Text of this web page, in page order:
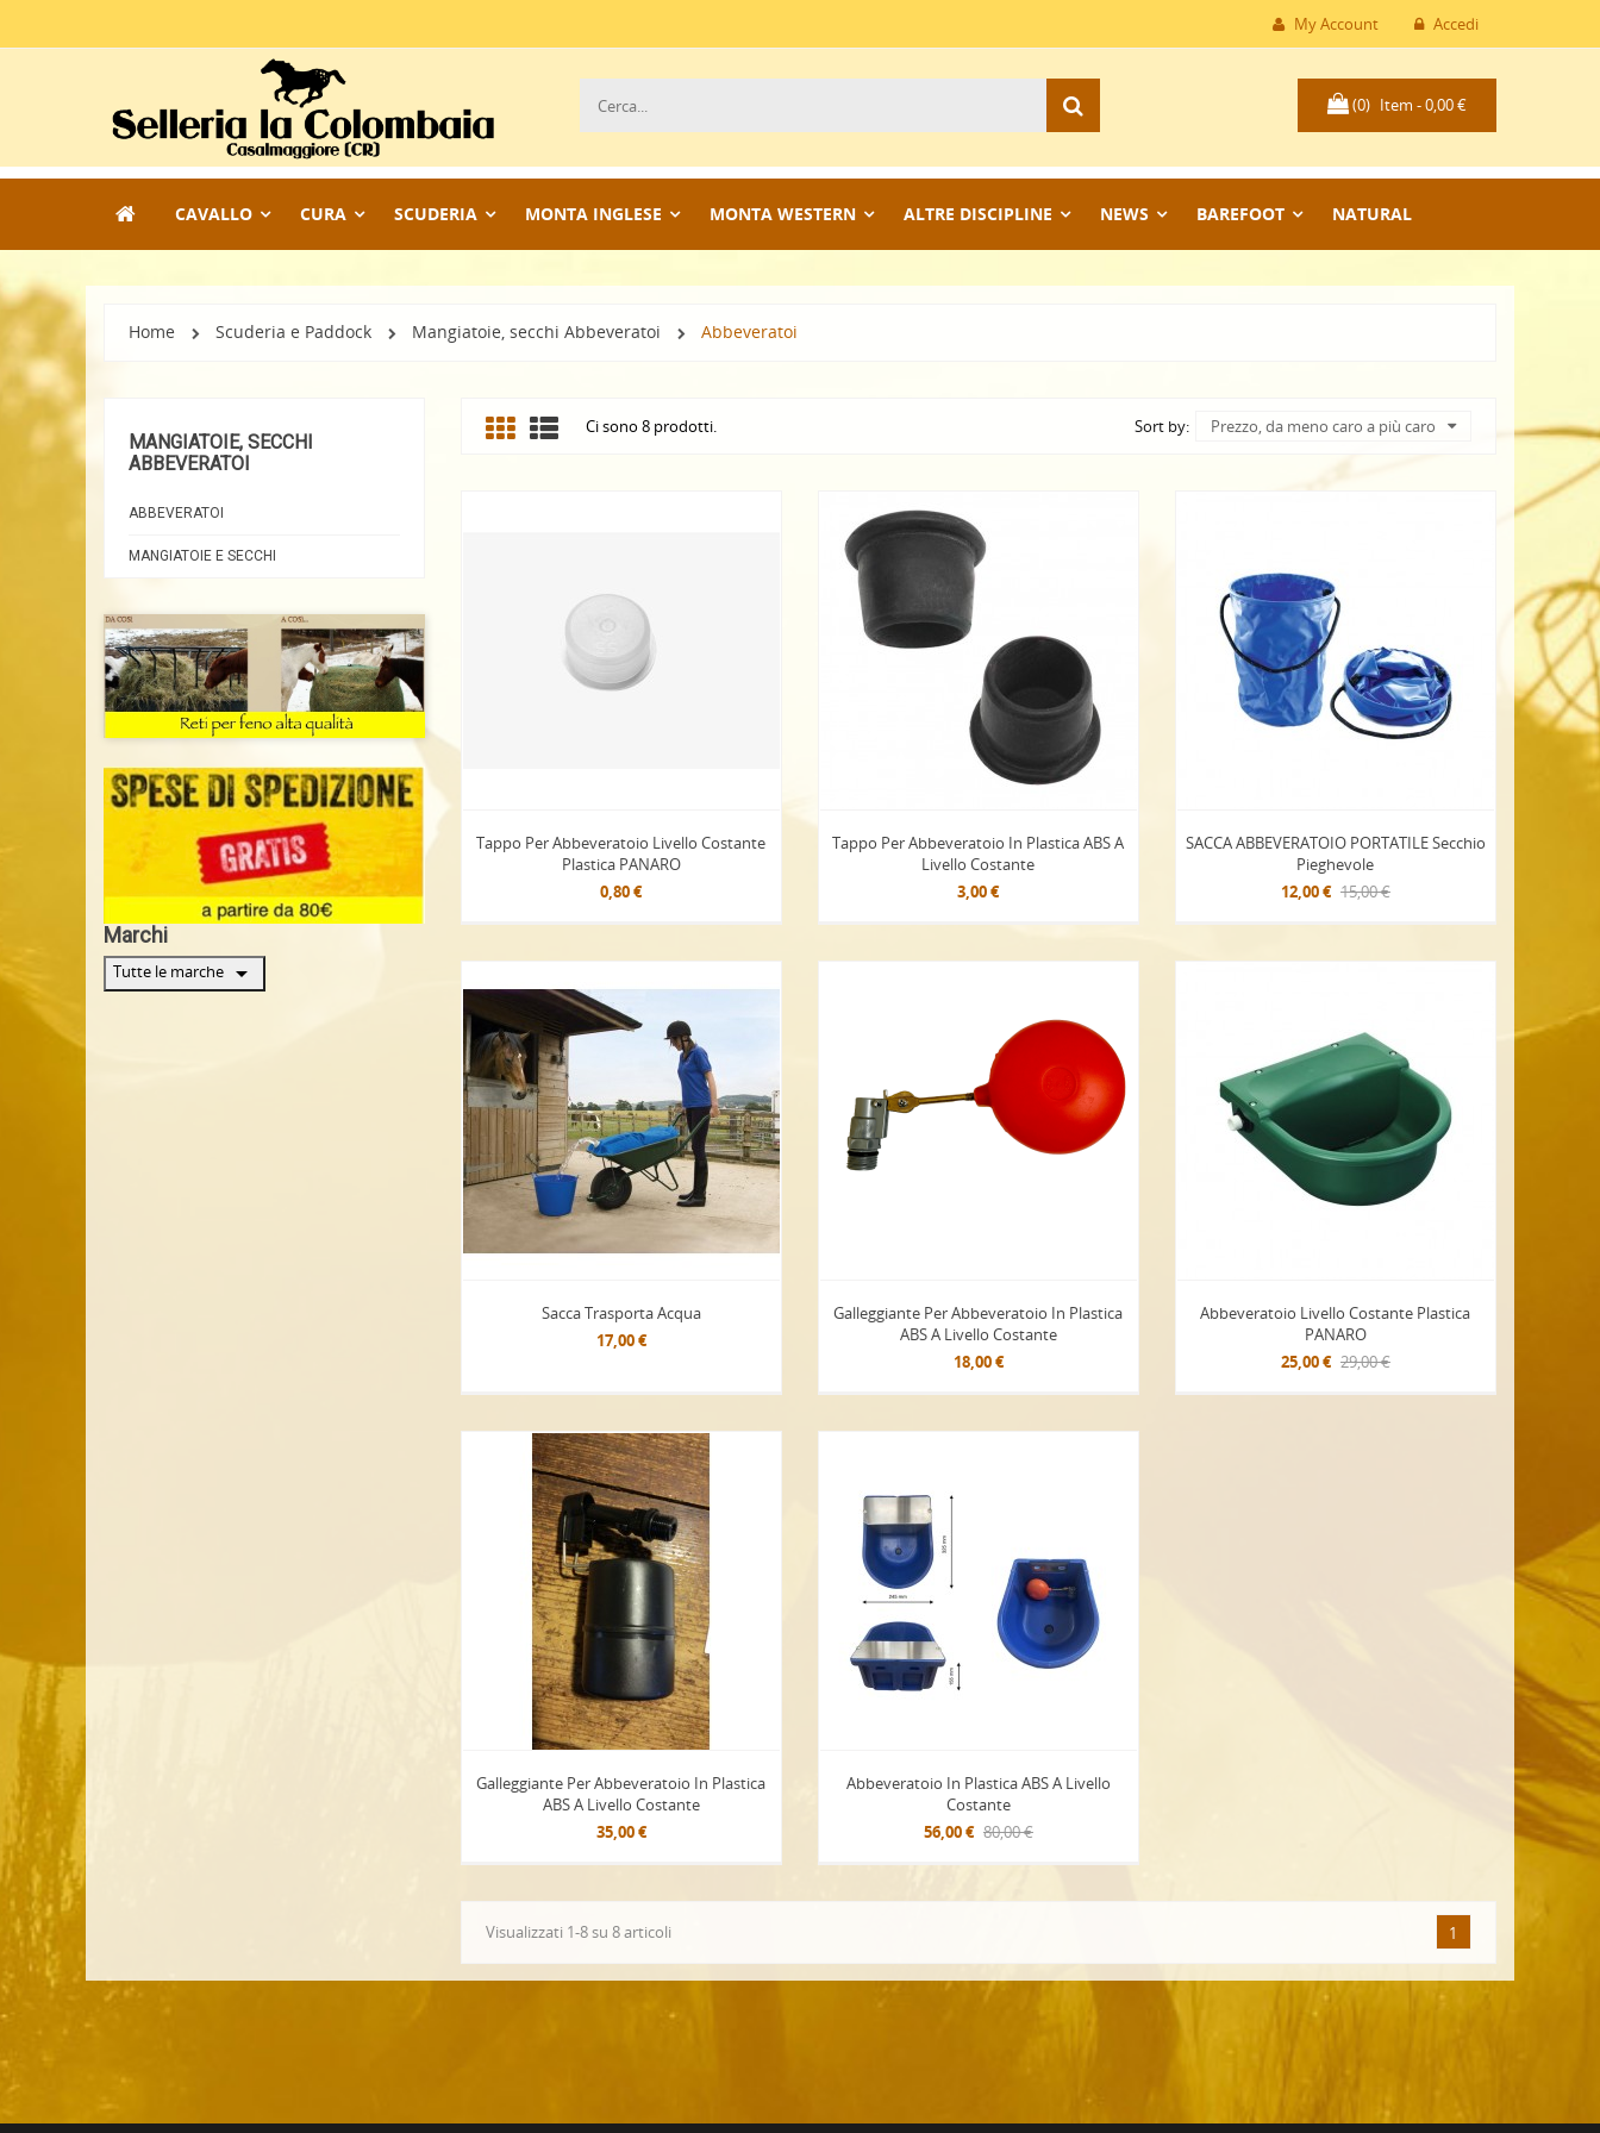
My Account Accedi
(0) Item -0,00 €
CAVALLO CURA SCUDERIA MONTA INGLESE MONTA WESTERN ALTRE DISCIPLINE NEWS BAREFOOT NATURAL
Home Scuderia e Paddock Mangiatoie, secchi Abbeveratoi Abbeveratoi
MANGIATOIE, SECCHI
ABBEVERATOI
ABBEVERATOI
MANGIATOIE E SECCHI
Marchi
Tutte le marche arrow_drop_down
Ci sono 8 prodotti. Sort by: Prezzo, da meno caro a più caro
Tappo Per Abbeveratoio Livello Costante
Plastica PANARO
0,80 €
Tappo Per Abbeveratoio In Plastica ABS A
Livello Costante
3,00 €
SACCA ABBEVERATOIO PORTATILE Secchio
Pieghevole
12,00 € 15,00 €
Sacca Trasporta Acqua
17,00 €
Galleggiante Per Abbeveratoio In Plastica
ABS A Livello Costante
18,00 €
Abbeveratoio Livello Costante Plastica
PANARO
25,00 € 29,00 €
Galleggiante Per Abbeveratoio In Plastica
ABS A Livello Costante
35,00 €
Abbeveratoio In Plastica ABS A Livello
Costante
56,00 € 80,00 €
Visualizzati 1-8 su 8 articoli 1